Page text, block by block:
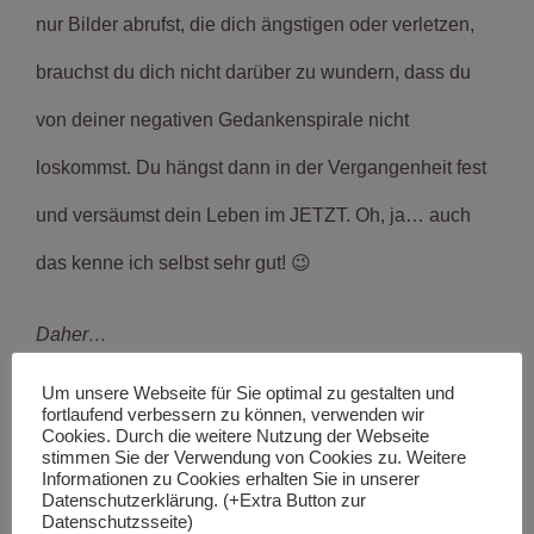
nur Bilder abrufst, die dich ängstigen oder verletzen,
brauchst du dich nicht darüber zu wundern, dass du
von deiner negativen Gedankenspirale nicht
loskommst. Du hängst dann in der Vergangenheit fest
und versäumst dein Leben im JETZT. Oh, ja… auch
das kenne ich selbst sehr gut! 😉
Daher…
Finde neue Bilder, neue Gefühle, neue Gedanken und
dadurch DEINE Freiheit!
Wenn du traurig oder wütend bist, lebst du in der
Um unsere Webseite für Sie optimal zu gestalten und
fortlaufend verbessern zu können, verwenden wir
Cookies. Durch die weitere Nutzung der Webseite
stimmen Sie der Verwendung von Cookies zu. Weitere
Informationen zu Cookies erhalten Sie in unserer
Datenschutzerklärung. (+Extra Button zur
Datenschutzsseite)